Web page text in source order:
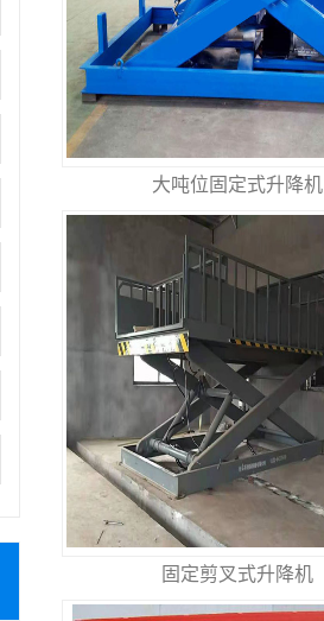
大吨位固定式升降机
固定剪叉式升降机